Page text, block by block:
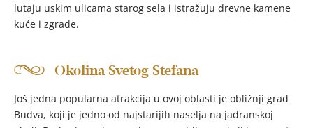
lutaju uskim ulicama starog sela i istražuju drevne kamene
kuće i zgrade.
Okolina Svetog Stefana
Još jedna popularna atrakcija u ovoj oblasti je obližnji grad
Budva, koji je jedno od najstarijih naselja na jadranskoj